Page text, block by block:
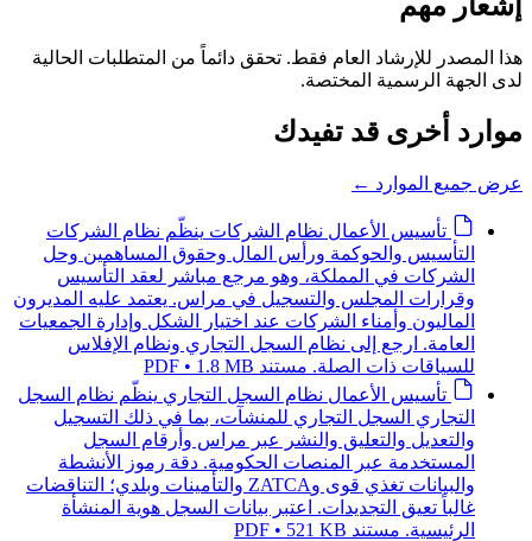
هذا المصدر للإرشاد العام فقط. تحقق دائماً من المتطلبات الحالية
لدى الجهة الرسمية المختصة.
موارد أخرى قد تفيدك
عرض جميع الموارد ←
تأسيس الأعمال نظام الشركات ينظّم نظام الشركات
التأسيس والحوكمة ورأس المال وحقوق المساهمين وحل
الشركات في المملكة، وهو مرجع مباشر لعقد التأسيس
وقرارات المجلس والتسجيل في مراس. يعتمد عليه المديرون
الماليون وأمناء الشركات عند اختيار الشكل وإدارة الجمعيات
العامة. ارجع إلى نظام السجل التجاري ونظام الإفلاس
للسياقات ذات الصلة. مستند PDF • 1.8 MB
تأسيس الأعمال نظام السجل التجاري ينظّم نظام السجل
التجاري السجل التجاري للمنشآت، بما في ذلك التسجيل
والتعديل والتعليق والنشر عبر مراس وأرقام السجل
المستخدمة عبر المنصات الحكومية. دقة رموز الأنشطة
والبيانات تغذي قوى وZATCA والتأمينات وبلدي؛ التناقضات
غالباً تعيق التجديدات. اعتبر بيانات السجل هوية المنشأة
الرئيسية. مستند PDF • 521 KB